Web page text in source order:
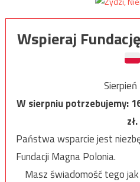
Wspieraj
W sierpniu potrzebujemy:
zł.
Państwa wsparcie jest
Fundacji Magna Polonia.
Masz świadomość tego